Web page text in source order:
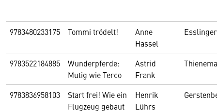
9783480233175 Tommi trödelt!
Anne
Hassel
Esslinger
9783522184885
Wunderpferde:
Mutig wie Terco
Astrid
Frank
9783836958103
Start frei! Wie ein
Flugzeug gebaut
Henrik
Lührs